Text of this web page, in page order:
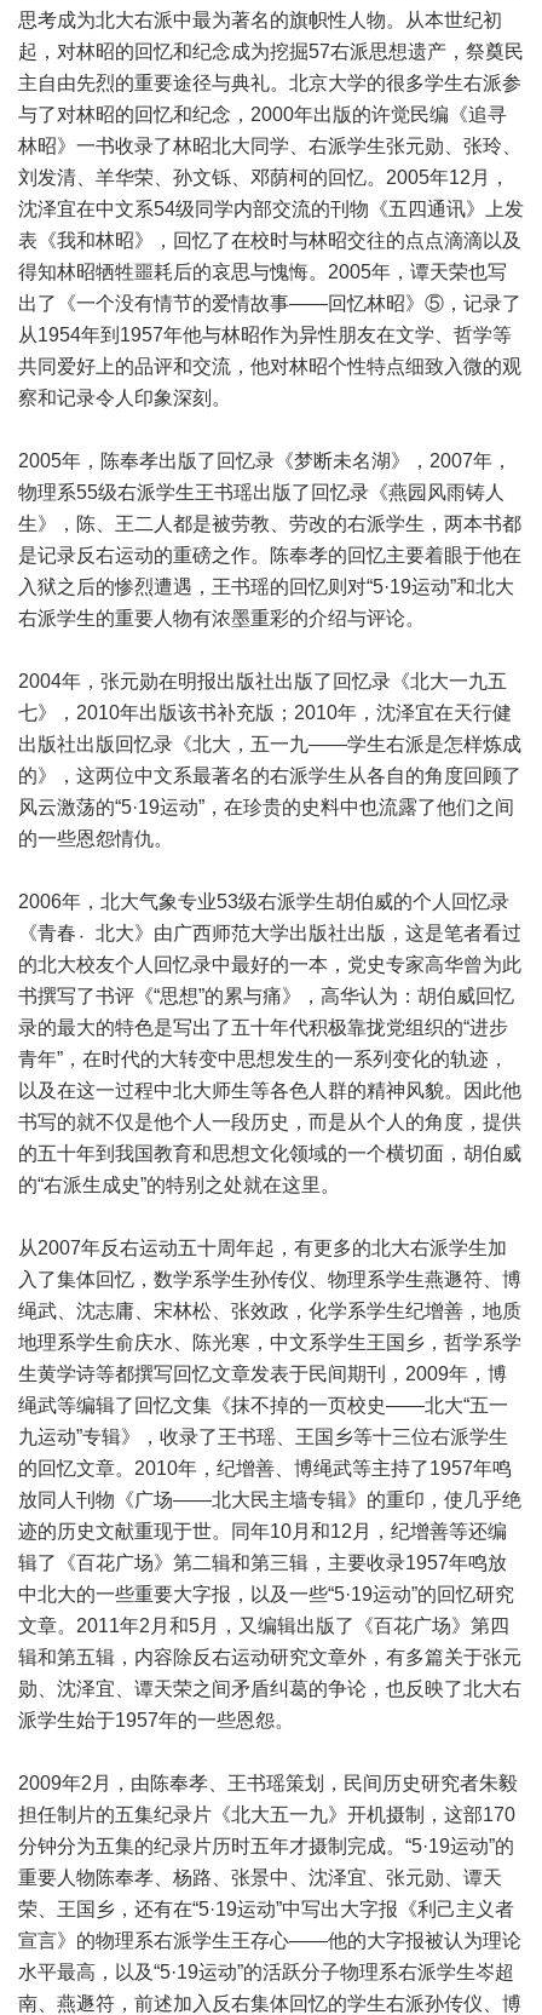
思考成为北大右派中最为著名的旗帜性人物。从本世纪初
起，对林昭的回忆和纪念成为挖掘57右派思想遗产，祭奠民
主自由先烈的重要途径与典礼。北京大学的很多学生右派参
与了对林昭的回忆和纪念，2000年出版的许觉民编《追寻
林昭》一书收录了林昭北大同学、右派学生张元勋、张玲、
刘发清、羊华荣、孙文铄、邓荫柯的回忆。2005年12月，
沈泽宜在中文系54级同学内部交流的刊物《五四通讯》上发
表《我和林昭》，回忆了在校时与林昭交往的点点滴滴以及
得知林昭牺牲噩耗后的哀思与愧悔。2005年，谭天荣也写
出了《一个没有情节的爱情故事——回忆林昭》⑤，记录了
从1954年到1957年他与林昭作为异性朋友在文学、哲学等
共同爱好上的品评和交流，他对林昭个性特点细致入微的观
察和记录令人印象深刻。
2005年，陈奉孝出版了回忆录《梦断未名湖》，2007年，
物理系55级右派学生王书瑶出版了回忆录《燕园风雨铸人
生》，陈、王二人都是被劳教、劳改的右派学生，两本书都
是记录反右运动的重磅之作。陈奉孝的回忆主要着眼于他在
入狱之后的惨烈遭遇，王书瑶的回忆则对“5·19运动”和北大
右派学生的重要人物有浓墨重彩的介绍与评论。
2004年，张元勋在明报出版社出版了回忆录《北大一九五
七》，2010年出版该书补充版；2010年，沈泽宜在天行健
出版社出版回忆录《北大，五一九——学生右派是怎样炼成
的》，这两位中文系最著名的右派学生从各自的角度回顾了
风云激荡的“5·19运动”，在珍贵的史料中也流露了他们之间
的一些恩怨情仇。
2006年，北大气象专业53级右派学生胡伯威的个人回忆录
《青春〮北大》由广西师范大学出版社出版，这是笔者看过
的北大校友个人回忆录中最好的一本，党史专家高华曾为此
书撰写了书评《“思想”的累与痛》，高华认为：胡伯威回忆
录的最大的特色是写出了五十年代积极靠拢党组织的“进步
青年”，在时代的大转变中思想发生的一系列变化的轨迹，
以及在这一过程中北大师生等各色人群的精神风貌。因此他
书写的就不仅是他个人一段历史，而是从个人的角度，提供
的五十年到我国教育和思想文化领域的一个横切面，胡伯威
的“右派生成史”的特别之处就在这里。
从2007年反右运动五十周年起，有更多的北大右派学生加
入了集体回忆，数学系学生孙传仪、物理系学生燕遯符、博
绳武、沈志庸、宋林松、张效政，化学系学生纪增善，地质
地理系学生俞庆水、陈光寒，中文系学生王国乡，哲学系学
生黄学诗等都撰写回忆文章发表于民间期刊，2009年，博
绳武等编辑了回忆文集《抹不掉的一页校史——北大“五一
九运动”专辑》，收录了王书瑶、王国乡等十三位右派学生
的回忆文章。2010年，纪增善、博绳武等主持了1957年鸣
放同人刊物《广场——北大民主墙专辑》的重印，使几乎绝
迹的历史文献重现于世。同年10月和12月，纪增善等还编
辑了《百花广场》第二辑和第三辑，主要收录1957年鸣放
中北大的一些重要大字报，以及一些“5·19运动”的回忆研究
文章。2011年2月和5月，又编辑出版了《百花广场》第四
辑和第五辑，内容除反右运动研究文章外，有多篇关于张元
勋、沈泽宜、谭天荣之间矛盾纠葛的争论，也反映了北大右
派学生始于1957年的一些恩怨。
2009年2月，由陈奉孝、王书瑶策划，民间历史研究者朱毅
担任制片的五集纪录片《北大五一九》开机摄制，这部170
分钟分为五集的纪录片历时五年才摄制完成。“5·19运动”的
重要人物陈奉孝、杨路、张景中、沈泽宜、张元勋、谭天
荣、王国乡，还有在“5·19运动”中写出大字报《利己主义者
宣言》的物理系右派学生王存心——他的大字报被认为理论
水平最高，以及“5·19运动”的活跃分子物理系右派学生岑超
南、燕遯符，前述加入反右集体回忆的学生右派孙传仪、博